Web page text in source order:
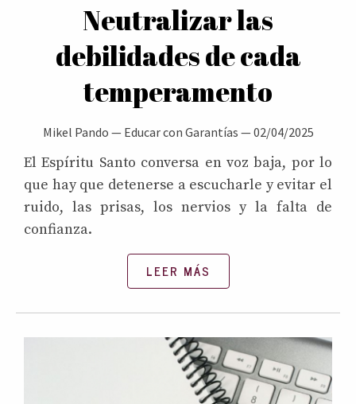
Neutralizar las
debilidades de cada
temperamento
Mikel Pando — Educar con Garantías —02/04/2025
El Espíritu Santo conversa en voz baja, por lo
que hay que detenerse a escucharle y evitar el
ruido, las prisas, los nervios y la falta de
confianza.
LEER MÁS